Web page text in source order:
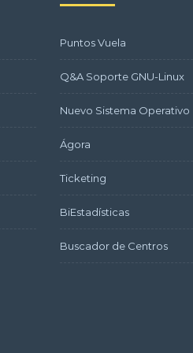
Puntos Vuela
Q&A Soporte GNU-Linux
Nuevo Sistema Operativo
Ágora
Ticketing
BiEstadísticas
Buscador de Centros